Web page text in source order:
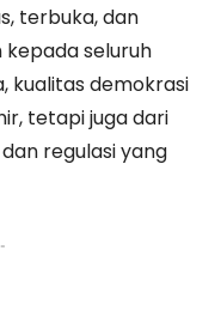
terbuka, dan
seluruh
kualitas demokrasi
tetapi juga dari
regulasi yang